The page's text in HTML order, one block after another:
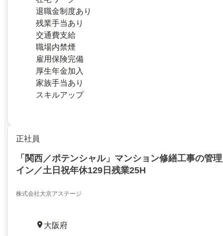
退職金制度あり
残業手当あり
交通費支給
職場内禁煙
雇用保険完備
厚生年金加入
家族手当あり
スキルアップ
正社員
「関西／ポテンシャル」マンション修繕工事の管
イン／土日祝年休129日残業25H
株式会社大京アステージ
大阪府